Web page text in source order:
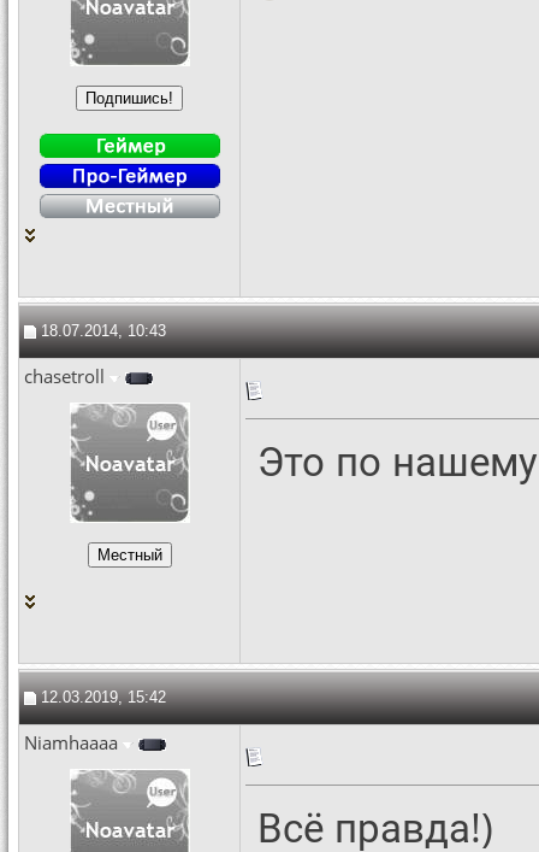
18.07.2014, 10:43
chasetroll
Это по
12.03.2019, 15:42
Niamhaaaa
Всё правда!)